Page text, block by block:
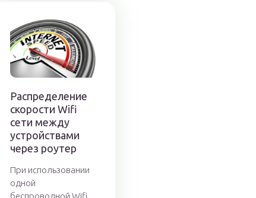
Распределение
скорости Wifi
сети между
устройствами
через роутер
При использовании
одной
беспроводной Wifi